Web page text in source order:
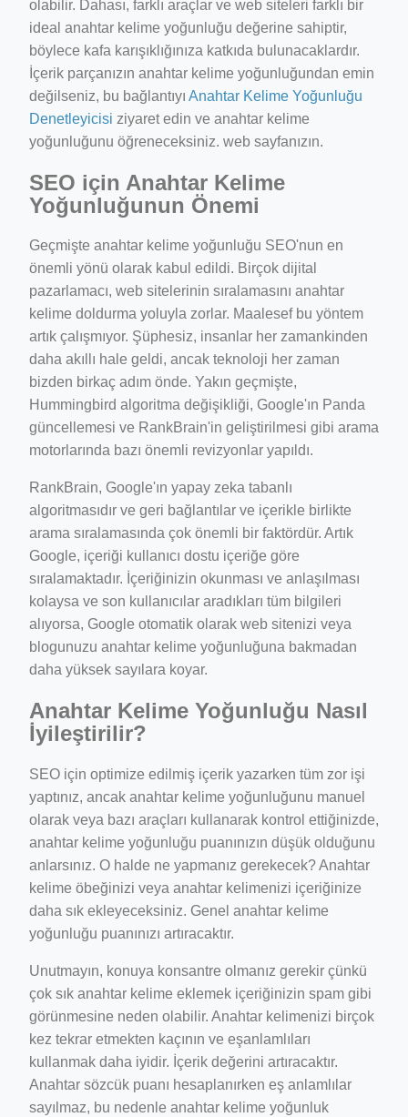
olabilir. Dahası, farklı araçlar ve web siteleri farklı bir
ideal anahtar kelime yoğunluğu değerine sahiptir,
böylece kafa karışıklığınıza katkıda bulunacaklardır.
İçerik parçanızın anahtar kelime yoğunluğundan emin
değilseniz, bu bağlantıyı Anahtar Kelime Yoğunluğu
Denetleyicisi ziyaret edin ve anahtar kelime
yoğunluğunu öğreneceksiniz. web sayfanızın.
SEO için Anahtar Kelime
Yoğunluğunun Önemi
Geçmişte anahtar kelime yoğunluğu SEO'nun en
önemli yönü olarak kabul edildi. Birçok dijital
pazarlamacı, web sitelerinin sıralamasını anahtar
kelime doldurma yoluyla zorlar. Maalesef bu yöntem
artık çalışmıyor. Şüphesiz, insanlar her zamankinden
daha akıllı hale geldi, ancak teknoloji her zaman
bizden birkaç adım önde. Yakın geçmişte,
Hummingbird algoritma değişikliği, Google'ın Panda
güncellemesi ve RankBrain'in geliştirilmesi gibi arama
motorlarında bazı önemli revizyonlar yapıldı.
RankBrain, Google'ın yapay zeka tabanlı
algoritmasıdır ve geri bağlantılar ve içerikle birlikte
arama sıralamasında çok önemli bir faktördür. Artık
Google, içeriği kullanıcı dostu içeriğe göre
sıralamaktadır. İçeriğinizin okunması ve anlaşılması
kolaysa ve son kullanıcılar aradıkları tüm bilgileri
alıyorsa, Google otomatik olarak web sitenizi veya
blogunuzu anahtar kelime yoğunluğuna bakmadan
daha yüksek sayılara koyar.
Anahtar Kelime Yoğunluğu Nasıl
İyileştirilir?
SEO için optimize edilmiş içerik yazarken tüm zor işi
yaptınız, ancak anahtar kelime yoğunluğunu manuel
olarak veya bazı araçları kullanarak kontrol ettiğinizde,
anahtar kelime yoğunluğu puanınızın düşük olduğunu
anlarsınız. O halde ne yapmanız gerekecek? Anahtar
kelime öbeğinizi veya anahtar kelimenizi içeriğinize
daha sık ekleyeceksiniz. Genel anahtar kelime
yoğunluğu puanınızı artıracaktır.
Unutmayın, konuya konsantre olmanız gerekir çünkü
çok sık anahtar kelime eklemek içeriğinizin spam gibi
görünmesine neden olabilir. Anahtar kelimenizi birçok
kez tekrar etmekten kaçının ve eşanlamlıları
kullanmak daha iyidir. İçerik değerini artıracaktır.
Anahtar sözcük puanı hesaplanırken eş anlamlılar
sayılmaz, bu nedenle anahtar kelime yoğunluk